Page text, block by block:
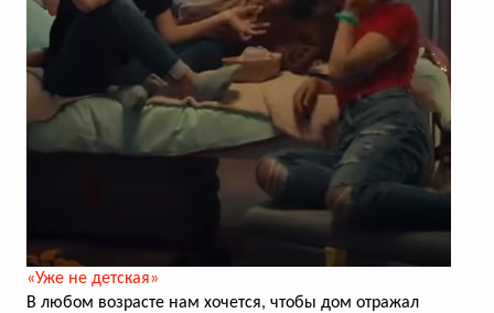
«Уже не детская»
В любом возрасте нам хочется, чтобы дом отражал